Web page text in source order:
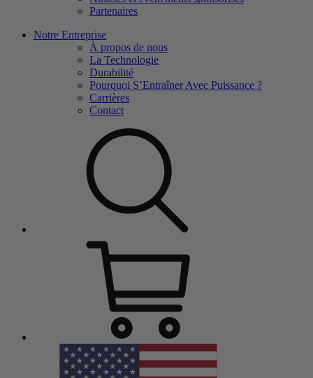
Partenaires
Notre Entreprise
À propos de nous
La Technologie
Durabilité
Pourquoi S’Entraîner Avec Puissance ?
Carrières
Contact